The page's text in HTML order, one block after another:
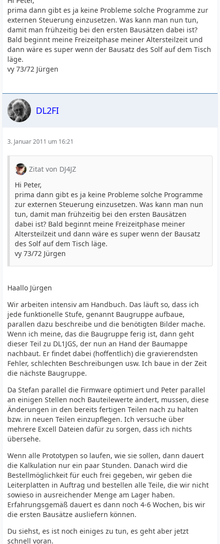
prima dann gibt es ja keine Probleme solche Programme zur
externen Steuerung einzusetzen. Was kann man nun tun,
damit man frühzeitig bei den ersten Bausätzen dabei ist?
Bald beginnt meine Freizeitphase meiner Altersteilzeit und
dann wäre es super wenn der Bausatz des Solf auf dem Tisch
läge.
vy 73/72 Jürgen
DL2FI
3. Januar 2011 um 16:21
Zitat von DJ4JZ
Hi Peter,
prima dann gibt es ja keine Probleme solche Programme
zur externen Steuerung einzusetzen. Was kann man nun
tun, damit man frühzeitig bei den ersten Bausätzen
dabei ist? Bald beginnt meine Freizeitphase meiner
Altersteilzeit und dann wäre es super wenn der Bausatz
des Solf auf dem Tisch läge.
vy 73/72 Jürgen
Haallo Jürgen
Wir arbeiten intensiv am Handbuch. Das läuft so, dass ich
jede funktionelle Stufe, genannt Baugruppe aufbaue,
parallen dazu beschreibe und die benötigten Bilder mache.
Wenn ich meine, das die Baugruppe ferig ist, dann geht
dieser Teil zu DL1JGS, der nun an Hand der Baumappe
nachbaut. Er findet dabei (hoffentlich) die gravierendsten
Fehler, schlechten Beschreibungen usw. Ich baue in der Zeit
die nächste Baugruppe.
Da Stefan parallel die Firmware optimiert und Peter parallel
an einigen Stellen noch Bauteilewerte ändert, mussen, diese
Änderungen in den bereits fertigen Teilen nach zu halten
bzw. in neuen Teilen einzupflegen. Ich versuche über
mehrere Excell Dateien dafür zu sorgen, dass ich nichts
übersehe.
Wenn alle Prototypen so laufen, wie sie sollen, dann dauert
die Kalkulation nur ein paar Stunden. Danach wird die
Bestellmöglichkeit für euch frei gegeben, wir geben die
Leiterplatten in Auftrag und bestellen alle Teile, die wir nicht
sowieso in ausreichender Menge am Lager haben.
Erfahrungsgemäß dauert es dann noch 4-6 Wochen, bis wir
die ersten Bausätze ausliefern können.
Du siehst, es ist noch einiges zu tun, es geht aber jetzt
schnell voran.